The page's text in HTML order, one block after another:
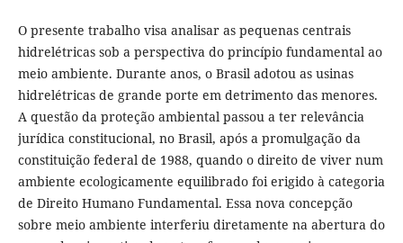
O presente trabalho visa analisar as pequenas centrais
hidrelétricas sob a perspectiva do princípio fundamental ao
meio ambiente. Durante anos, o Brasil adotou as usinas
hidrelétricas de grande porte em detrimento das menores.
A questão da proteção ambiental passou a ter relevância
jurídica constitucional, no Brasil, após a promulgação da
constituição federal de 1988, quando o direito de viver num
ambiente ecologicamente equilibrado foi erigido à categoria
de Direito Humano Fundamental. Essa nova concepção
sobre meio ambiente interferiu diretamente na abertura do